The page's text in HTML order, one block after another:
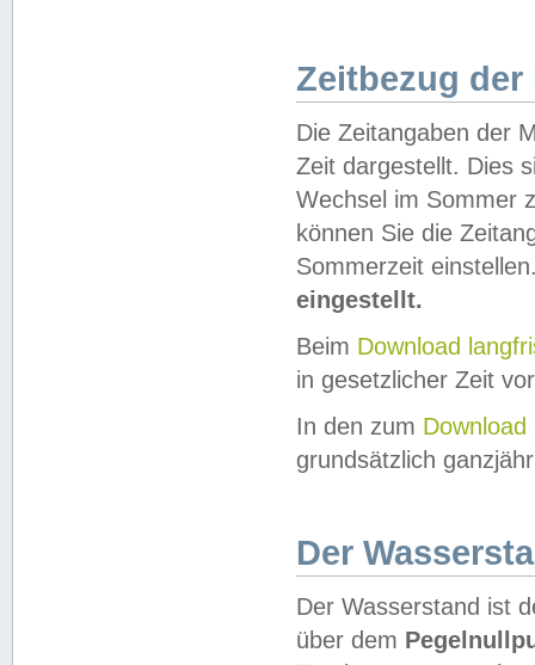
Zeitbezug der
Die Zeitangaben der
Zeit dargestellt. Dies
Wechsel im Sommer
können Sie die
Sommerzeit
eingestellt.
Beim Download
in gesetzlicher Zeit
In den zum Download
grundsätzlich
Der
Der Wasserstand ist
über dem